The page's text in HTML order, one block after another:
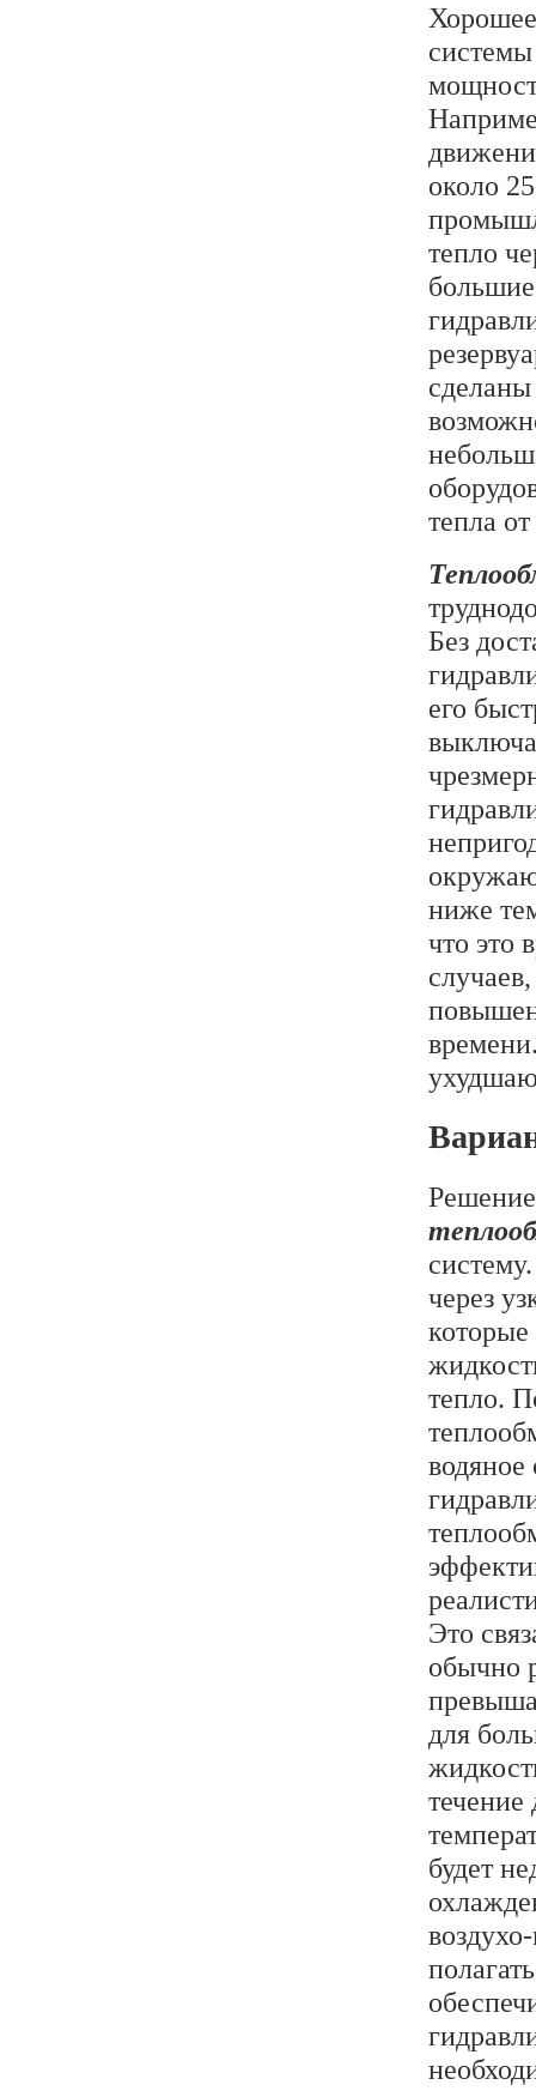
системы
около
тепло
тепла
Без
его
ниже
что это
через
которые
тепло.
Это
обычно
для
течение
будет